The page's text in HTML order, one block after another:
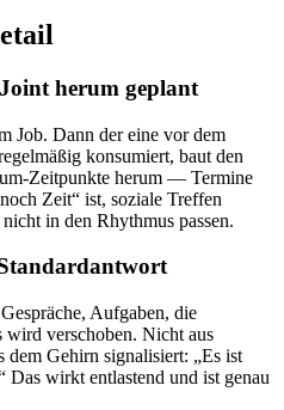
herum geplant
Job. Dann der eine vor dem
konsumiert, baut den
Zeitpunkte herum — Termine
Zeit“ ist, soziale Treffen
in den Rhythmus passen.
Aufgaben, die
verschoben. Nicht aus
Gehirn signalisiert: „Es ist
Das wirkt entlastend und ist genau